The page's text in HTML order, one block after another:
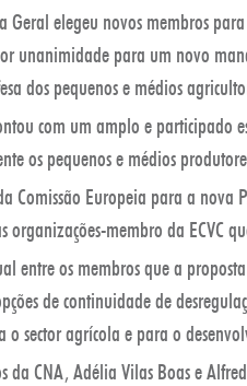
Geral elegeu novos membros
unanimidade para um novo
dos pequenos e médios
com um amplo e participado
os pequenos e médios
Comissão Europeia para a nova
organizações-membro da ECVC
entre os membros que a
de continuidade de
o sector agrícola e para o
da CNA, Adélia Vilas Boas e